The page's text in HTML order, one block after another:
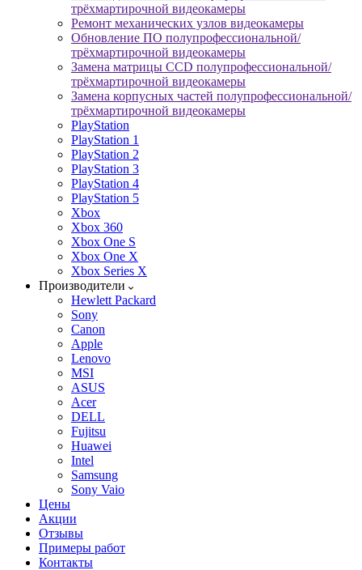
трёхмартирочной видеокамеры
Ремонт механических узлов видеокамеры
Обновление ПО полупрофессиональной/
трёхмартирочной видеокамеры
Замена матрицы CCD полупрофессиональной/
трёхмартирочной видеокамеры
Замена корпусных частей полупрофессиональной/
трёхмартирочной видеокамеры
PlayStation
PlayStation 1
PlayStation 2
PlayStation 3
PlayStation 4
PlayStation 5
Xbox
Xbox 360
Xbox One S
Xbox One X
Xbox Series X
Производители
Hewlett Packard
Sony
Canon
Apple
Lenovo
MSI
ASUS
Acer
DELL
Fujitsu
Huawei
Intel
Samsung
Sony Vaio
Цены
Акции
Отзывы
Примеры работ
Контакты